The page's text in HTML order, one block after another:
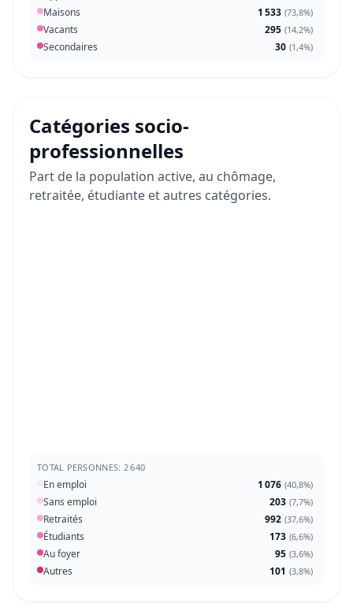
Maisons 1 533 (73,8%)
Vacants 295 (14,2%)
Secondaires 30 (1,4%)
Catégories socio-
professionnelles
Part de la population active, au chômage,
retraitée, étudiante et autres catégories.
TOTAL PERSONNES: 2 640
En emploi 1 076 (40,8%)
Sans emploi 203 (7,7%)
Retraités 992 (37,6%)
Étudiants 173 (6,6%)
Au foyer 95 (3,6%)
Autres 101 (3,8%)